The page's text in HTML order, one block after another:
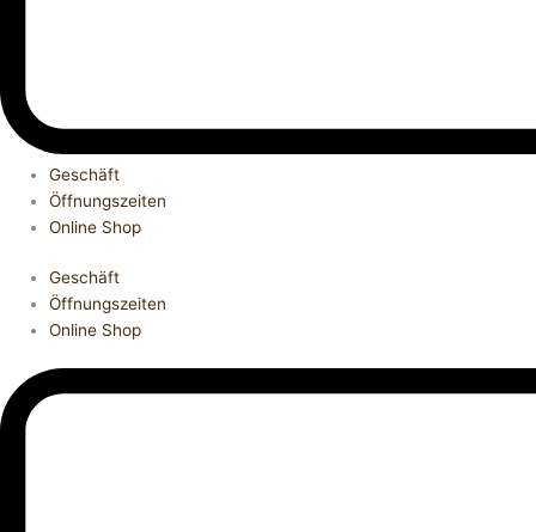
Geschäft
Öffnungszeiten
Online Shop
Geschäft
Öffnungszeiten
Online Shop